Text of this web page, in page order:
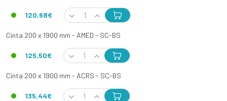
120,68€
Cinta 200 x 1900 mm - AMED - SC-BS
125,50€
Cinta 200 x 1900 mm - ACRS - SC-BS
135,44€